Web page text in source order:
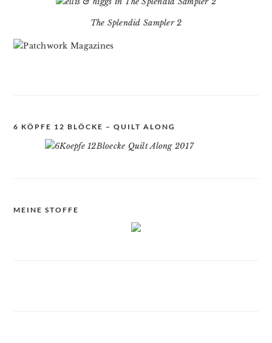
The Splendid Sampler 2
6 KÖPFE 12 BLÖCKE – QUILT ALONG
MEINE STOFFE